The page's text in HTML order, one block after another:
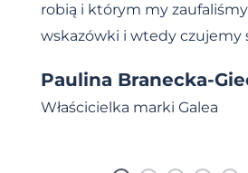
robią i którym my
wskazówki i wtedy czujemy
Paulina Branecka-
Właścicielka marki Galea